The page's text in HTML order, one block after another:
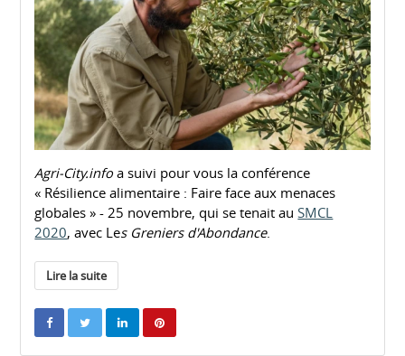
Agri-City.infoa suivi pour vous la conférence
« Résilience alimentaire : Faire face aux menaces
globales » - 25 novembre, qui se tenait auSMCL
2020, avec Les Greniers d'Abondance.
Lire la suite